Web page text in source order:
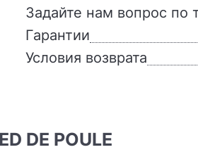
Задайте нам вопрос по
Гарантии
Условия возврата
DE POULE